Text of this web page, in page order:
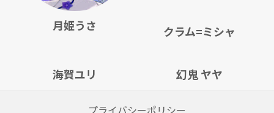
月姫うさ クラム=ミシャ
海賀ユリ 幻鬼 ヤヤ
プライバシーポリシー